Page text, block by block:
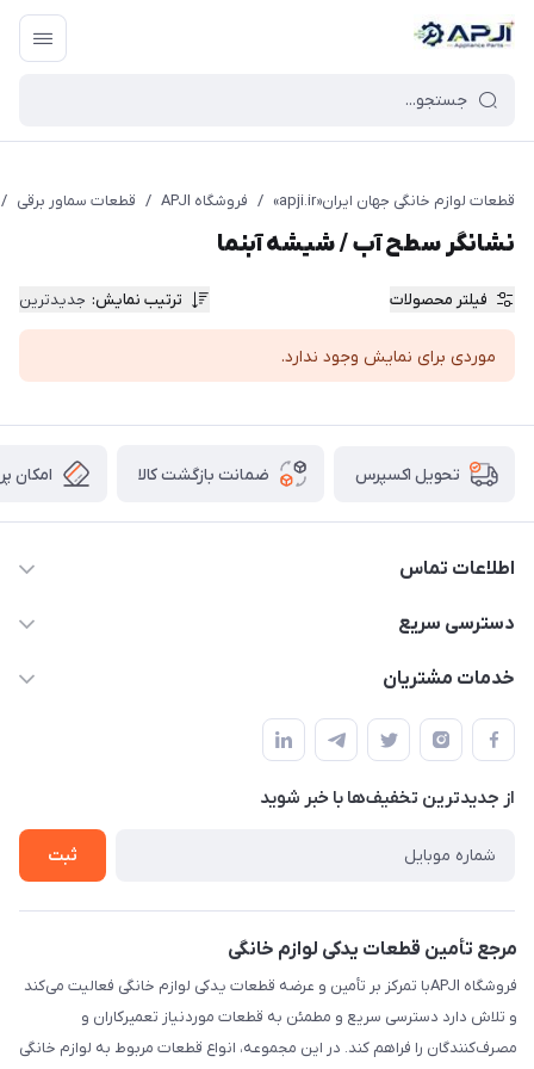
قطعات یدکی و جانبی لوازم خانگی جهان ایران
قطعات لوازم خانگی جهان ایران«apji.ir» / فروشگاه APJI / قطعات سماور برقی /
نشانگر سطح آب / شیشه آبنما
فیلتر محصولات ترتیب نمایش: جدیدترین
موردی برای نمایش وجود ندارد.
تحویل اکسپرس ضمانت بازگشت کالا امکان
اطلاعات تماس
09106753413
دسترسی سریع
حساب کاربری
لیست محصولات
درباره ما
خدمات مشتریان
قوانین و مقررات
حریم خصوصی
راهنما
از جدید‌ترین تخفیف‌ها با‌ خبر شوید
ثبت
مرجع تأمین قطعات یدکی لوازم خانگی
فروشگاه APJIبا تمرکز بر تأمین و عرضه قطعات یدکی لوازم خانگی فعالیت می‌کند
و تلاش دارد دسترسی سریع و مطمئن به قطعات موردنیاز تعمیرکاران و
مصرف‌کنندگان را فراهم کند. در این مجموعه، انواع قطعات مربوط به لوازم خانگی